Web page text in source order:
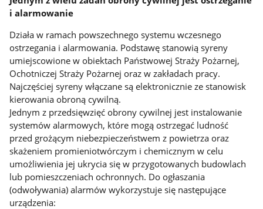
i alarmowanie
Działa w ramach powszechnego systemu wczesnego
ostrzegania i alarmowania. Podstawę stanowią syreny
umiejscowione w obiektach Państwowej Straży Pożarnej,
Ochotniczej Straży Pożarnej oraz w zakładach pracy.
Najczęściej syreny włączane są elektronicznie ze stanowisk
kierowania obroną cywilną.
Jednym z przedsięwzięć obrony cywilnej jest instalowanie
systemów alarmowych, które mogą ostrzegać ludność
przed grożącym niebezpieczeństwem z powietrza oraz
skażeniem promieniotwórczym i chemicznym w celu
umożliwienia jej ukrycia się w przygotowanych budowlach
lub pomieszczeniach ochronnych. Do ogłaszania
(odwoływania) alarmów wykorzystuje się następujące
urządzenia: